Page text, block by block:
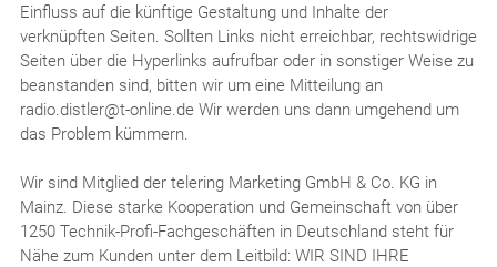
Einfluss auf die künftige Gestaltung und Inhalte der
verknüpften Seiten. Sollten Links nicht erreichbar, rechtswidrige
Seiten über die Hyperlinks aufrufbar oder in sonstiger Weise zu
beanstanden sind, bitten wir um eine Mitteilung an
radio.distler@t-online.de Wir werden uns dann umgehend um
das Problem kümmern.
Wir sind Mitglied der telering Marketing GmbH & Co. KG in
Mainz. Diese starke Kooperation und Gemeinschaft von über
1250 Technik-Profi-Fachgeschäften in Deutschland steht für
Nähe zum Kunden unter dem Leitbild: WIR SIND IHRE